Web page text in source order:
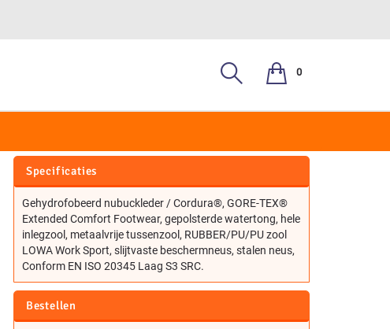
0
Specificaties
Gehydrofobeerd nubuckleder / Cordura®, GORE-TEX®
Extended Comfort Footwear, gepolsterde watertong, hele
inlegzool, metaalvrije tussenzool, RUBBER/PU/PU zool
LOWA Work Sport, slijtvaste beschermneus, stalen neus,
Conform EN ISO 20345 Laag S3 SRC.
Bestellen